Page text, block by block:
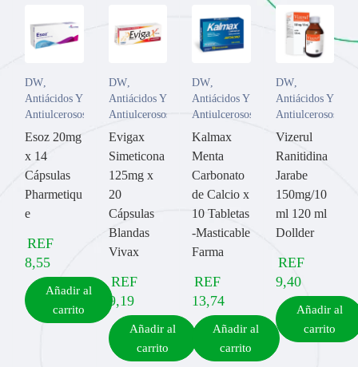
DW,
Antiácidos Y
Antiulcerosos
Esoz 20mg
x 14
Cápsulas
Pharmetiqu
e
REF
8,55
Añadir al
carrito
DW,
Antiácidos Y
Antiulcerosos
Evigax
Simeticona
125mg x
20
Cápsulas
Blandas
Vivax
REF
9,19
Añadir al
carrito
DW,
Antiácidos Y
Antiulcerosos
Kalmax
Menta
Carbonato
de Calcio x
10 Tabletas
-Masticable
Farma
REF
13,74
Añadir al
carrito
DW,
Antiácidos Y
Antiulcerosos
Vizerul
Ranitidina
Jarabe
150mg/10
ml 120 ml
Dollder
REF
9,40
Añadir al
carrito